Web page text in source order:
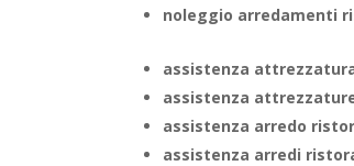
noleggio arredamenti
assistenza
assistenza
assistenza arredo
assistenza arredi